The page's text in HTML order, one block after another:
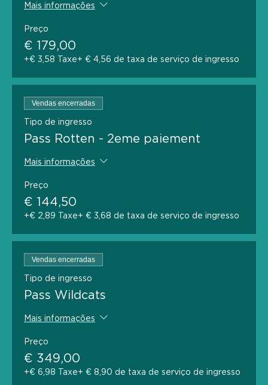
Mais informações
Preço
€ 179,00
+€ 3,58 Taxe+ € 4,56 de taxa de serviço de ingresso
Vendas encerradas
Tipo de ingresso
Pass Rotten - 2eme paiement
Mais informações
Preço
€ 144,50
+€ 2,89 Taxe+ € 3,68 de taxa de serviço de ingresso
Vendas encerradas
Tipo de ingresso
Pass Wildcats
Mais informações
Preço
€ 349,00
+€ 6,98 Taxe+ € 8,90 de taxa de serviço de ingresso